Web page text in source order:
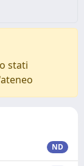
stati
ND